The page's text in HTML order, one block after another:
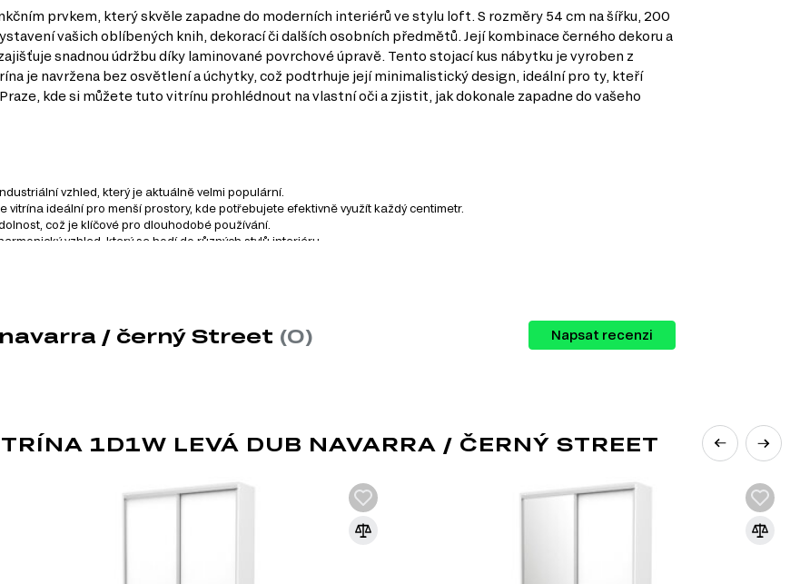
prvkem, který skvěle zapadne do moderních interiérů ve stylu loft. S rozměry 54 cm na šířku, 200
vašich oblíbených knih, dekorací či dalších osobních předmětů. Její kombinace černého dekoru a
snadnou údržbu díky laminované povrchové úpravě. Tento stojací kus nábytku je vyroben z
je navržena bez osvětlení a úchytky, což podtrhuje její minimalistický design, ideální pro ty, kteří
kde si můžete tuto vitrínu prohlédnout na vlastní oči a zjistit, jak dokonale zapadne do vašeho
vzhled, který je aktuálně velmi populární.
vitrína ideální pro menší prostory, kde potřebujete efektivně využít každý centimetr.
což je klíčové pro dlouhodobé používání.
vzhled, který se hodí do různých stylů interiéru.
systému Street, který se skládá z 5 produktů. Tento systém zahrnuje různé kategorie nábytku,
Moderní směr, který je ideální pro studiové byty nebo jednopokojové byty. Loft styl
zahrnuje volné uspořádání, bez příček, připomínající byty v podkroví. Navzdory tomu
/ černý Street (0) Napsat recenzi
1D1W LEVÁ DUB NAVARRA / ČERNÝ STREET